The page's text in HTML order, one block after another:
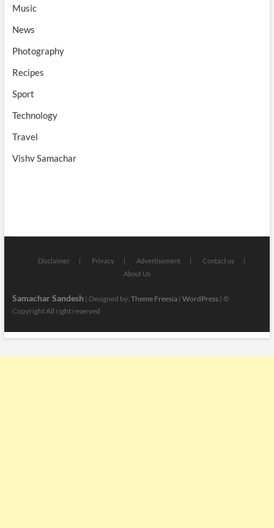
Music
News
Photography
Recipes
Sport
Technology
Travel
Vishv Samachar
Disclaimer Privacy Advertisement
Contact us
About Us
Samachar Sandesh | Designed by: Theme Freesia| WordPress| ©
Copyright All right reserved